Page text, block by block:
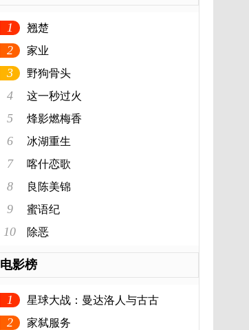
1 翘楚
2 家业
3 野狗骨头
4 这一秒过火
5 烽影燃梅香
6 冰湖重生
7 喀什恋歌
8 良陈美锦
9 蜜语纪
10 除恶
电影榜
1 星球大战：曼达洛人与古古
2 家弑服务